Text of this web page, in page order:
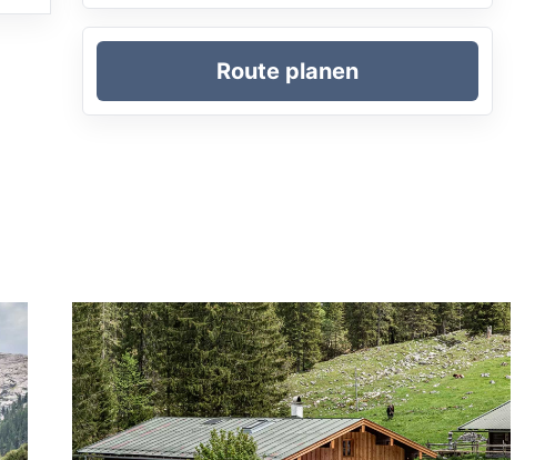
Route planen